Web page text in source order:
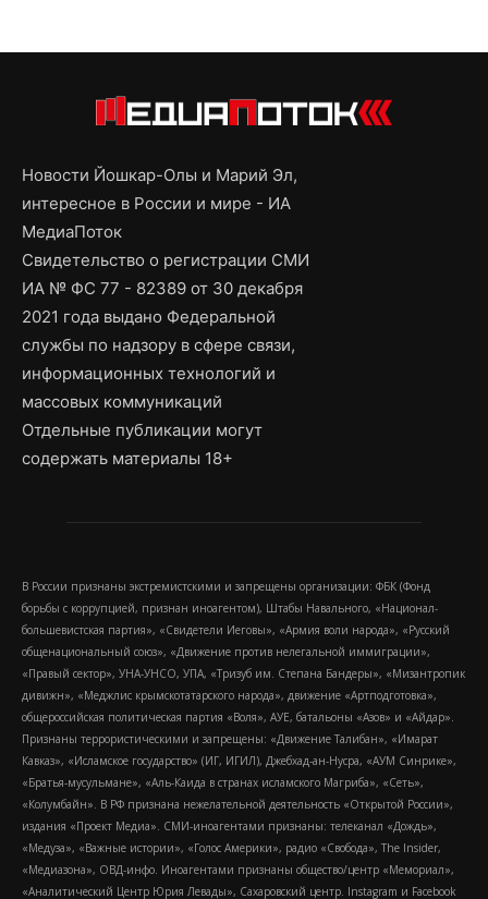
Новости Йошкар-Олы и Марий Эл,
интересное в России и мире - ИА
МедиаПоток
Свидетельство о регистрации СМИ
ИА № ФС 77 - 82389 от 30 декабря
2021 года выдано Федеральной
службы по надзору в сфере связи,
информационных технологий и
массовых коммуникаций
Отдельные публикации могут
содержать материалы 18+
В России признаны экстремистскими и запрещены организации: ФБК (Фонд
борьбы с коррупцией, признан иноагентом), Штабы Навального, «Национал-
большевистская партия», «Свидетели Иеговы», «Армия воли народа», «Русский
общенациональный союз», «Движение против нелегальной иммиграции»,
«Правый сектор», УНА-УНСО, УПА, «Тризуб им. Степана Бандеры», «Мизантропик
дивижн», «Меджлис крымскотатарского народа», движение «Артподготовка»,
общероссийская политическая партия «Воля», АУЕ, батальоны «Азов» и «Айдар».
Признаны террористическими и запрещены: «Движение Талибан», «Имарат
Кавказ», «Исламское государство» (ИГ, ИГИЛ), Джебхад-ан-Нусра, «АУМ Синрике»,
«Братья-мусульмане», «Аль-Каида в странах исламского Магриба», «Сеть»,
«Колумбайн». В РФ признана нежелательной деятельность «Открытой России»,
издания «Проект Медиа». СМИ-иноагентами признаны: телеканал «Дождь»,
«Медуза», «Важные истории», «Голос Америки», радио «Свобода», The Insider,
«Медиазона», ОВД-инфо. Иноагентами признаны общество/центр «Мемориал»,
«Аналитический Центр Юрия Левады», Сахаровский центр. Instagram и Facebook